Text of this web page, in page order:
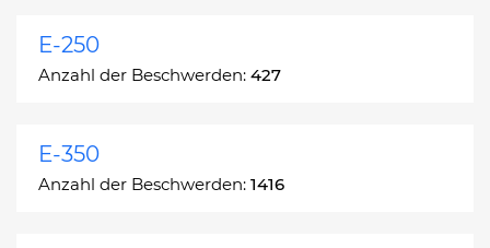
E-250
Anzahl der Beschwerden: 427
E-350
Anzahl der Beschwerden: 1416